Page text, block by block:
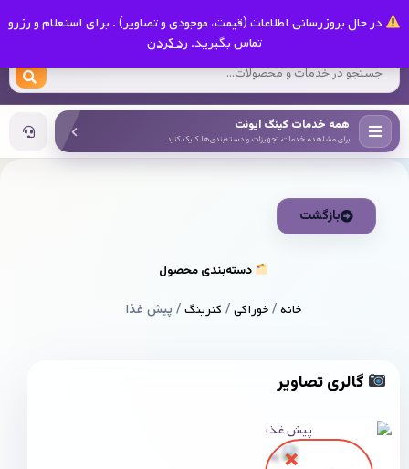
در حال بروزرسانی اطلاعات (قیمت، موجودی و تصاویر) . برای استعلام و رزرو
تماس بگیرید. رد کردن
کینگ ایونت
همه خدمات کینگ ایونت
برای مشاهده خدمات، تجهیزات و دسته‌بندی‌ها کلیک کنید
بازگشت
دسته‌بندی محصول
خانه/خوراکی/ کترینگ/ پیش غذا
گالری تصاویر